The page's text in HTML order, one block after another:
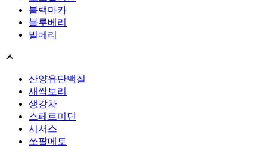
블랙마카
블루베리
빌베리
ㅅ
산양유단백질
새싹보리
생강차
스페르미딘
시서스
쏘팔메토